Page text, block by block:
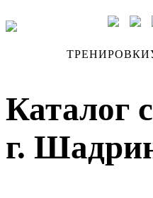
ТРЕНИРОВКИ
Каталог
г.